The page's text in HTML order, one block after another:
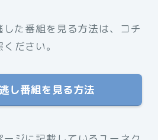
した番組を見る方法は、コチ
ださい。
し番組を見る方法